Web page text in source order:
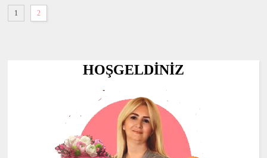
1 2
HOŞGELDİNİZ